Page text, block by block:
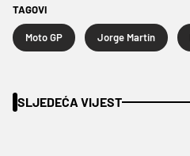
TAGOVI
Moto GP Jorge Martin
SLJEDEĆA VIJEST